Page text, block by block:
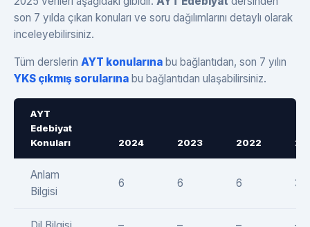
son 7 yılda çıkan konuları ve soru dağılımlarını detaylı olarak
inceleyebilirsiniz.
Tüm derslerin AYT konularına bu bağlantıdan, son 7 yılın
YKS çıkmış sorularına bu bağlantıdan ulaşabilirsiniz.
AYT
Edebiyat
Konuları
2024 2023 2022
Anlam
Bilgisi
6 6 6 3